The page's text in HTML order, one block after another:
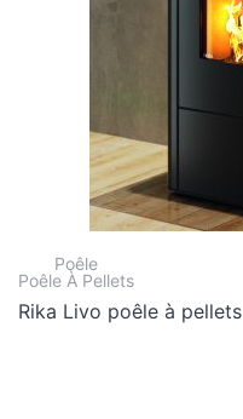
Poêle
Poêle À Pellets
Rika Livo poêle à pellets